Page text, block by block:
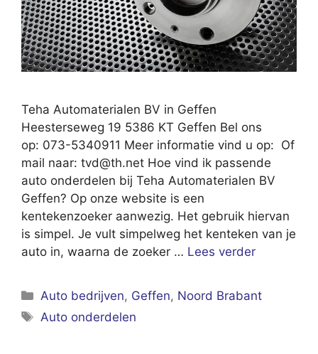
Teha Automaterialen BV in Geffen
Heesterseweg 19 5386 KT Geffen Bel ons
op: 073-5340911 Meer informatie vind u op: Of
mail naar: tvd@th.net Hoe vind ik passende
auto onderdelen bij Teha Automaterialen BV
Geffen? Op onze website is een
kentekenzoeker aanwezig. Het gebruik hiervan
is simpel. Je vult simpelweg het kenteken van je
auto in, waarna de zoeker … Lees verder
Categorieën
Auto bedrijven, Geffen, Noord Brabant
Tags
Auto onderdelen